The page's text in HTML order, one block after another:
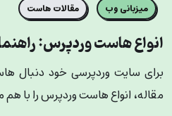
میزبانی وب مقالات هاست
انواع هاست وردپرس:
برای سایت وردپرسی خود دنبال
مقاله، انواع هاست وردپرس را با هم